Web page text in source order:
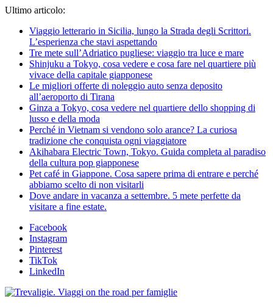
Ultimo articolo:
Viaggio letterario in Sicilia, lungo la Strada degli Scrittori.
L’esperienza che stavi aspettando
Tre mete sull’Adriatico pugliese: viaggio tra luce e mare
Shinjuku a Tokyo, cosa vedere e cosa fare nel quartiere più
vivace della capitale giapponese
Le migliori offerte di noleggio auto senza deposito
all’aeroporto di Tirana
Ginza a Tokyo, cosa vedere nel quartiere dello shopping di
lusso e della moda
Perché in Vietnam si vendono solo arance? La curiosa
tradizione che conquista ogni viaggiatore
Akihabara Electric Town, Tokyo. Guida completa al paradiso
della cultura pop giapponese
Pet café in Giappone. Cosa sapere prima di entrare e perché
abbiamo scelto di non visitarli
Dove andare in vacanza a settembre. 5 mete perfette da
visitare a fine estate.
Facebook
Instagram
Pinterest
TikTok
LinkedIn